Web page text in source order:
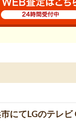
にてLGのテレ